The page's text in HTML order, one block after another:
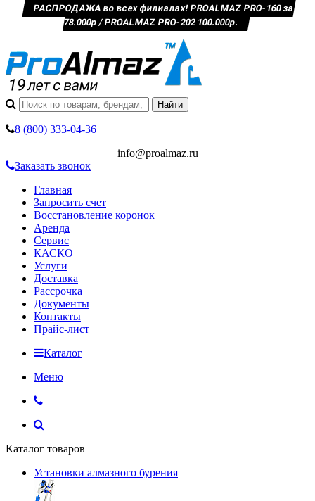
РАСПРОДАЖА во всех филиалах! PROALMAZ PRO-160 за
78.000р / PROALMAZ PRO-202 100.000р.
8 (800) 333-04-36
info@proalmaz.ru
Заказать звонок
Главная
Запросить счет
Восстановление коронок
Аренда
Сервис
КАСКО
Услуги
Доставка
Рассрочка
Документы
Контакты
Прайс-лист
Каталог
Меню
Каталог товаров
Установки алмазного бурения